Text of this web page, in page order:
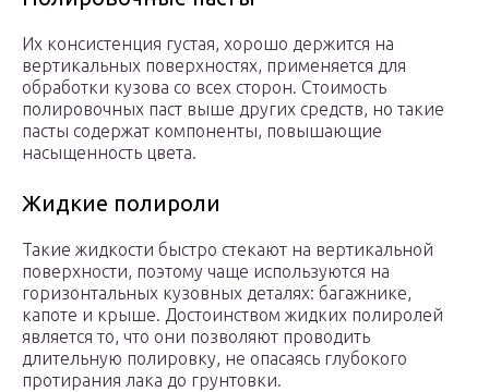
Их консистенция густая, хорошо держится на
вертикальных поверхностях, применяется для
обработки кузова со всех сторон. Стоимость
полировочных паст выше других средств, но такие
пасты содержат компоненты, повышающие
насыщенность цвета.
Жидкие полироли
Такие жидкости быстро стекают на вертикальной
поверхности, поэтому чаще используются на
горизонтальных кузовных деталях: багажнике,
капоте и крыше. Достоинством жидких полиролей
является то, что они позволяют проводить
длительную полировку, не опасаясь глубокого
протирания лака до грунтовки.